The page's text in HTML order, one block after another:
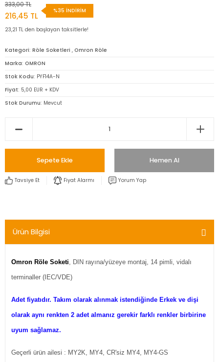
333,00 TL
216,45 TL
%35 İNDİRİM
23,21 TL den başlayan taksitlerle!
Kategori Röle Soketleri , Omron Röle
Marka OMRON
Stok Kodu PYF14A-N
Fiyat 5,00 EUR + KDV
Stok Durumu Mevcut
Sepete Ekle Hemen Al
Tavsiye Et Fiyat Alarmı Yorum Yap
Ürün Bilgisi
Omron Röle Soketi, DIN rayına/yüzeye montaj, 14 pimli, vidalı
terminaller (IEC/VDE)
Adet fiyatıdır. Takım olarak alınmak istendiğinde Erkek ve dişi
olarak aynı renkten 2 adet almanız gerekir farklı renkler birbirine
uyum sağlamaz.
Geçerli ürün ailesi : MY2K, MY4, CR'siz MY4, MY4-GS